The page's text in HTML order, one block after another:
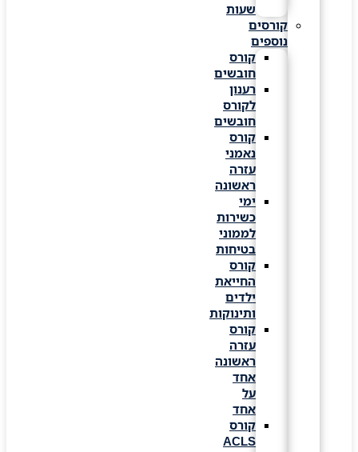
שעות
קורסים
נוספים
קורס
חובשים
רענון
לקורס
חובשים
קורס
נאמני
עזרה
ראשונה
ימי
כשירות
לממוני
בטיחות
קורס
החייאת
ילדים
ותינוקות
קורס
עזרה
ראשונה
קורס
ACLS